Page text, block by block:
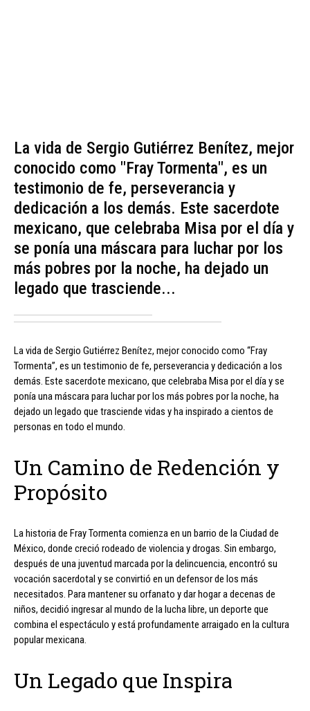
La vida de Sergio Gutiérrez Benítez, mejor
conocido como "Fray Tormenta", es un
testimonio de fe, perseverancia y
dedicación a los demás. Este sacerdote
mexicano, que celebraba Misa por el día y
se ponía una máscara para luchar por los
más pobres por la noche, ha dejado un
legado que trasciende...
La vida de Sergio Gutiérrez Benítez, mejor conocido como “Fray
Tormenta”, es un testimonio de fe, perseverancia y dedicación a los
demás. Este sacerdote mexicano, que celebraba Misa por el día y se
ponía una máscara para luchar por los más pobres por la noche, ha
dejado un legado que trasciende vidas y ha inspirado a cientos de
personas en todo el mundo.
Un Camino de Redención y
Propósito
La historia de Fray Tormenta comienza en un barrio de la Ciudad de
México, donde creció rodeado de violencia y drogas. Sin embargo,
después de una juventud marcada por la delincuencia, encontró su
vocación sacerdotal y se convirtió en un defensor de los más
necesitados. Para mantener su orfanato y dar hogar a decenas de
niños, decidió ingresar al mundo de la lucha libre, un deporte que
combina el espectáculo y está profundamente arraigado en la cultura
popular mexicana.
Un Legado que Inspira